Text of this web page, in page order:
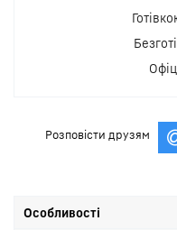
Розповісти друзям
Особливості